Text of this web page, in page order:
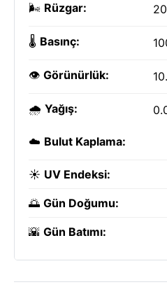
🌬️ Rüzgar:
🌡️ Basınç:
👁️ Görünürlük:
🌧️ Yağış:
☁️ Bulut Kaplama:
☀️ UV Endeksi:
🌅 Gün Doğumu:
🌇 Gün Batımı: